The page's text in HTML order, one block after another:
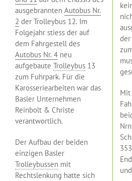
ausgebrannten Autobus Nr.
2 der Trolleybus 12. Im
Folgejahr stiess der auf
dem Fahrgestell des
Autobus Nr. 4 neu
aufgebaute Trolleybus 13
zum Fuhrpark. Für die
Karosseriearbeiten war das
Basler Unternehmen
Reinbolt & Christe
verantwortlich.
Der Aufbau der beiden
einzigen Basler
Trolleybussen mit
Rechtslenkung hatte sich
der
Mit